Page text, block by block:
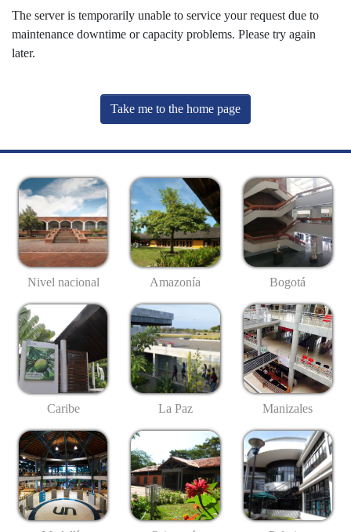
The server is temporarily unable to service your request due to
maintenance downtime or capacity problems. Please try again
later.
Take me to the home page
Nivel nacional Amazonía Bogotá
Caribe La Paz Manizales